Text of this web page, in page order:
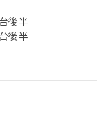
後半
後半